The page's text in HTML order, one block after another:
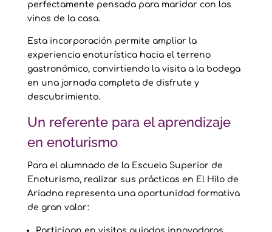
perfectamente pensada para maridar con los
vinos de la casa.
Esta incorporación permite ampliar la
experiencia enoturística hacia el terreno
gastronómico, convirtiendo la visita a la bodega
en una jornada completa de disfrute y
descubrimiento.
Un referente para el aprendizaje
en enoturismo
Para el alumnado de la Escuela Superior de
Enoturismo, realizar sus prácticas en El Hilo de
Ariadna representa una oportunidad formativa
de gran valor: